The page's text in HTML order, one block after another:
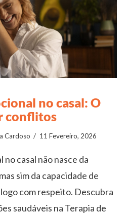
no casal: O
conflitos
Cardoso 11 Fevereiro, 2026
casal não nasce da
sim da capacidade de
com respeito. Descubra
saudáveis na Terapia de